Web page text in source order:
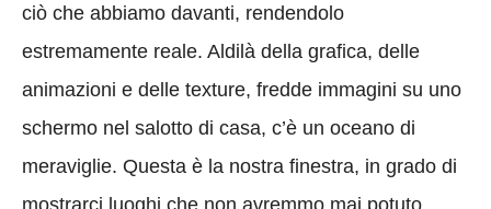
ciò che abbiamo davanti, rendendolo
estremamente reale. Aldilà della grafica, delle
animazioni e delle texture, fredde immagini su uno
schermo nel salotto di casa, c’è un oceano di
meraviglie. Questa è la nostra finestra, in grado di
mostrarci luoghi che non avremmo mai potuto